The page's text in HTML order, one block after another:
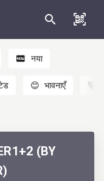
नया
😊 भावनाएँ 🐻
(BY